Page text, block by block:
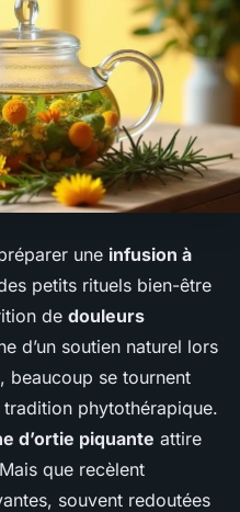
une infusion à
petits rituels bien-être
de douleurs
d’un soutien naturel lors
beaucoup se tournent
phytothérapique.
d’ortie piquante attire
que recèlent
souvent redoutées